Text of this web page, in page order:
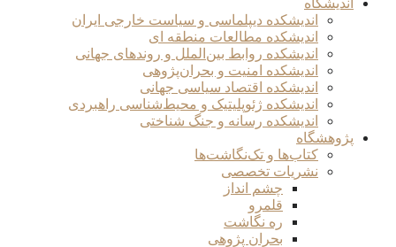
اندیشگاه
اندیشکده دیپلماسی و سیاست خارجی ایران
اندیشکده مطالعات منطقه ای
اندیشکده روابط بین‌الملل و روندهای جهانی
اندیشکده امنیت و بحران‌پژوهی
اندیشکده اقتصاد سیاسی جهانی
اندیشکده ژئوپلیتیک و محیط‌شناسی راهبردی
اندیشکده رسانه و جنگ شناختی
پژوهشگاه
کتاب‌ها و تک‌نگاشت‌ها
نشریات تخصصی
چشم انداز
قلمرو
ره نگاشت
بحران پژوهی